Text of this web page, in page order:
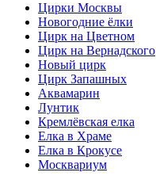
Цирки Москвы
Новогодние ёлки
Цирк на Цветном
Цирк на Вернадского
Новый цирк
Цирк Запашных
Аквамарин
Лунтик
Кремлёвская елка
Елка в Храме
Елка в Крокусе
Москвариум